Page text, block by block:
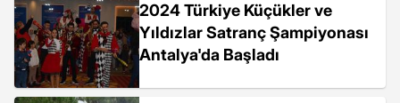
2024 Türkiye Küçükler ve
Yıldızlar Satranç Şampiyonası
Antalya'da Başladı